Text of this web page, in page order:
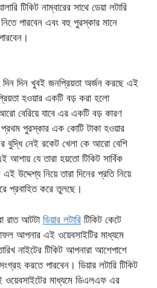
টিকিট নাম্বারের সাথে ডেয়া লটারি
নিতে পারবেন এবং বহু পুরস্কার মানে
দিন দিন খুবই জনপ্রিয়তা অর্জন করছে এই
হওয়ার একটি বড় করা হলো
আরো বেরিয়ে যাবে এর একটি বড় কারণ
প্রথম পুরস্কার এক কোটি টাকা হওয়ার
বুদ্ধি নেই রকেট খেলা কে আরো বেশি
আশায় যে তারা হয়তো টিকিট সার্বিক
উদ্দেশ্য নিয়ে তারা দিনের প্রতি নিয়ে
প্রবাহিত করে তুলছে।
রাত আটটা ডিয়ার লটারি টিকিট কেটে
আপনার এই ওয়েবসাইটির মাধ্যমে
নাইটের টিকিট আপনারা আশেপাশে
করতে পারবেন। ডিয়ার লটারি টিকিট
মাধ্যমে ডিএলএফ এর